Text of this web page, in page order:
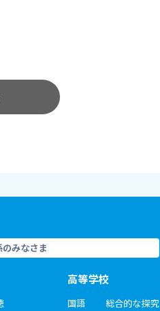
みなさま
高等学校
国語
総合的な探究